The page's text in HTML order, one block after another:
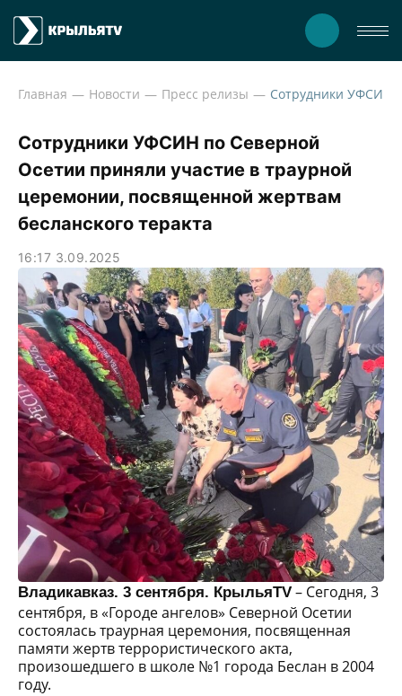
Главная Новости Пресс релизы
Сотрудники УФСИН по Северной
Осетии приняли участие в траурной
церемонии, посвященной жертвам
бесланского теракта
16:17 3.09.2025
Владикавказ. 3 сентября. КрыльяTV – Сегодня, 3
сентября, в «Городе ангелов» Северной Осетии
состоялась траурная церемония, посвященная
памяти жертв террористического акта,
произошедшего в школе №1 города Беслан в 2004
году.